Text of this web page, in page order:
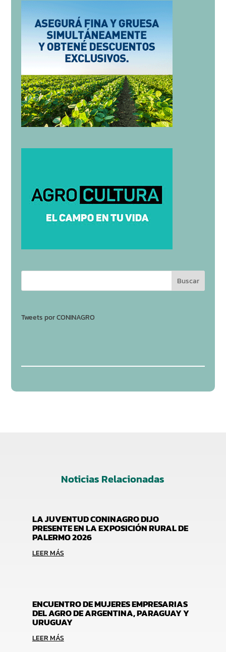
Tweets por CONINAGRO
Noticias Relacionadas
LA JUVENTUD CONINAGRO DIJO
PRESENTE EN LA EXPOSICIÓN RURAL DE
PALERMO 2026
LEER MÁS
ENCUENTRO DE MUJERES EMPRESARIAS
DEL AGRO DE ARGENTINA, PARAGUAY Y
URUGUAY
LEER MÁS